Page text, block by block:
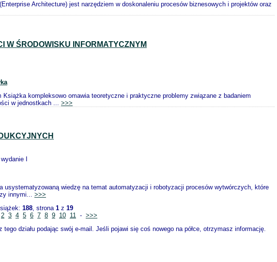
Architecture) jest narzędziem w doskonaleniu procesów biznesowych i projektów oraz
W ŚRODOWISKU INFORMATYCZNYM
kompleksowo omawia teoretyczne i praktyczne problemy związane z badaniem
w jednostkach ... >>>
I
wiedzę na temat automatyzacji i robotyzacji procesów wytwórczych, które
innymi... >>>
188, strona 1 z 19
2 3 4 5 6 7 8 9 10 11 - >>>
działu podając swój e-mail. Jeśli pojawi się coś nowego na półce, otrzymasz informację.